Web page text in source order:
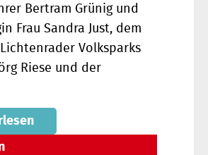
Bertram Grünig und
Frau Sandra Just, dem
Lichtenrader Volksparks
Riese und der